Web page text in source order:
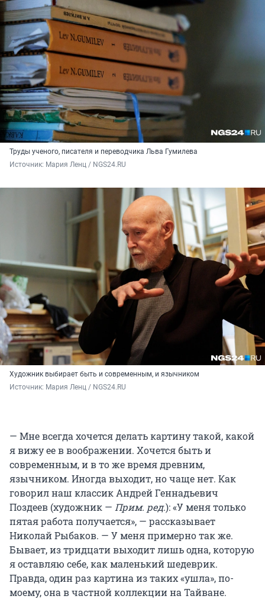
Труды ученого, писателя и переводчика Льва Гумилева
Источник: Мария Ленц / NGS24.RU
Художник выбирает быть и современным, и язычником
Источник: Мария Ленц / NGS24.RU
— Мне всегда хочется делать картину такой, какой
я вижу ее в воображении. Хочется быть и
современным, и в то же время древним,
язычником. Иногда выходит, но чаще нет. Как
говорил наш классик Андрей Геннадьевич
Поздеев (художник — Прим. ред.): «У меня только
пятая работа получается», — рассказывает
Николай Рыбаков. — У меня примерно так же.
Бывает, из тридцати выходит лишь одна, которую
я оставляю себе, как маленький шедеврик.
Правда, один раз картина из таких «ушла», по-
моему, она в частной коллекции на Тайване.